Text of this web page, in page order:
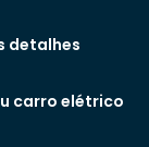
detalhes
carro elétrico